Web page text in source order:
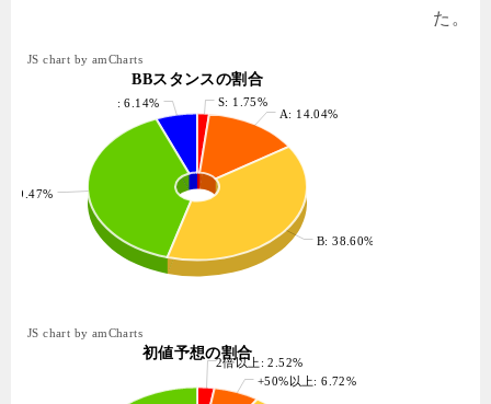
た。
: 6.14%
: 39.47%
S: 1.75%
A: 14.04%
B: 38.60%
BBスタンスの割合
JS chart by amCharts
2倍以上: 2.52%
+50%以上: 6.72%
初値予想の割合
JS chart by amCharts